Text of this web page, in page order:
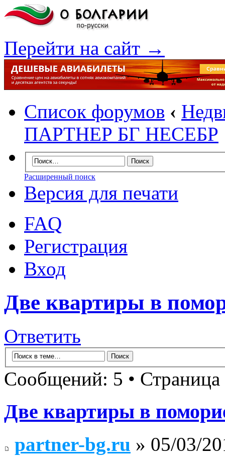
Перейти на сайт →
Список форумов ‹
ПАРТНЕР БГ НЕСЕБР
Расширенный поиск
Версия для печати
FAQ
Регистрация
Вход
Две квартиры в
Ответить
Сообщений: 5 • Страница
Две квартиры в
partner-bg.ru » 05/03/